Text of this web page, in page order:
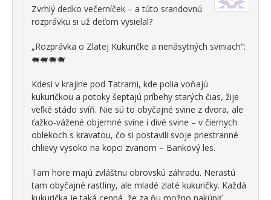
Zvrhlý dedko večerníček – a túto srandovnú
rozprávku si už deťom vysielal?
„Rozprávka o Zlatej Kukuričke a nenásytných sviniach“:
🐖🐖🐗🐗
Kdesi v krajine pod Tatrami, kde polia voňajú
kukuričkou a potoky šeptajú príbehy starých čias, žije
veľké stádo svíň. Nie sú to obyčajné svine z dvora, ale
ťažko-vážené objemné svine i divé svine – v čiernych
oblekoch s kravatou, čo si postavili svoje priestranné
chlievy vysoko na kopci zvanom – Bankový les.
Tam hore majú zvláštnu obrovskú záhradu. Nerastú
tam obyčajné rastliny, ale mladé zlaté kukuričky. Každá